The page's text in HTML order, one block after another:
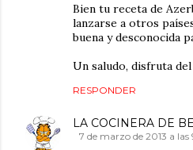
Bien tu receta de
lanzarse a otros
buena y desconocida
Un saludo, disfruta del
RESPONDER
LA COCINERA DE
7 de marzo de 2013 a las